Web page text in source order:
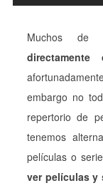
Muchos de
embargo no
repertorio de
tenemos
películas o
ver películas y